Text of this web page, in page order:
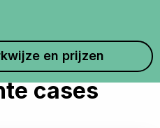
en prijzen
cases